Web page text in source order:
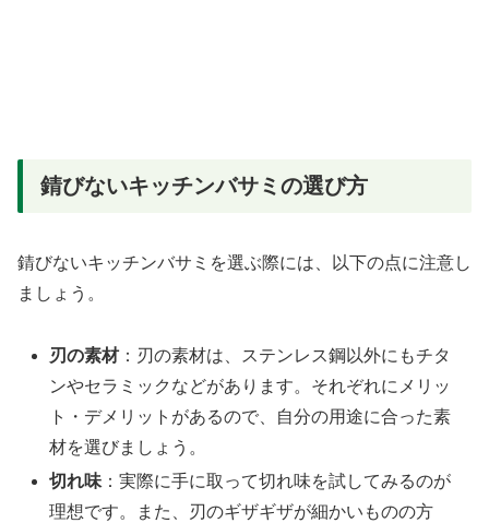
錆びないキッチンバサミの選び方
錆びないキッチンバサミを選ぶ際には、以下の点に注意し
ましょう。
刃の素材：刃の素材は、ステンレス鋼以外にもチタ
ンやセラミックなどがあります。それぞれにメリッ
ト・デメリットがあるので、自分の用途に合った素
材を選びましょう。
切れ味 ：実際に手に取って切れ味を試してみるのが
理想です。また、刃のギザギザが細かいものの方